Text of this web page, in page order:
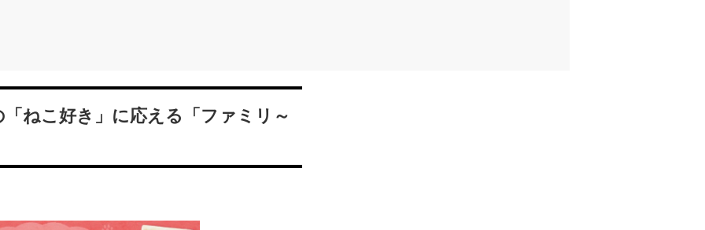
ねこ好き」に応える「ファミリ～